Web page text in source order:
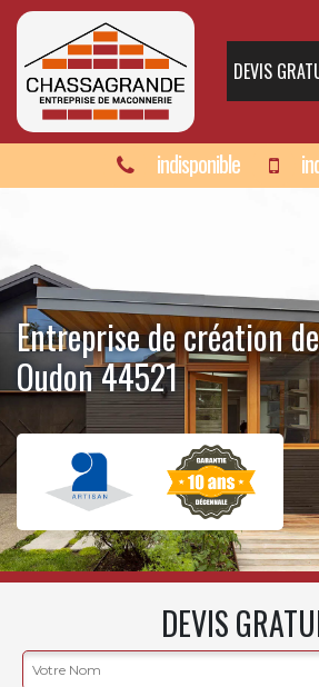
DEVIS
indisponible
Entreprise de création
Oudon 44521
DEVIS